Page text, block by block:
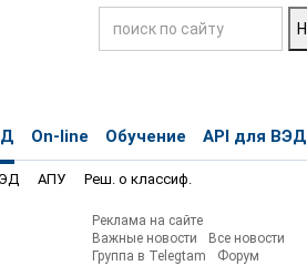
On-line Обучение API для ВЭД
АПУ Реш. о классиф.
Реклама на сайте
Важные новости
Все новости
Группа в Telegtam
Форум